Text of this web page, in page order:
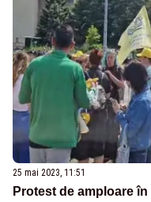
25 mai 2023, 11:51
Protest de amploare